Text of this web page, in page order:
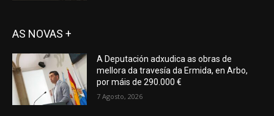
AS NOVAS +
A Deputación adxudica as obras de
mellora da travesía da Ermida, en Arbo,
por máis de 290.000 €
7 Agosto, 2026